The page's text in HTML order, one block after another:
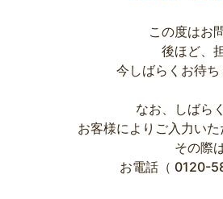
この度はお
後ほど、
今しばらくお待ち
なお、しばら
お客様によりご入力い
その際
お電話（ 0120-